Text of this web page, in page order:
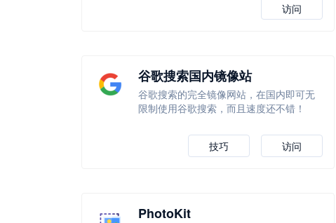
访问
谷歌搜索国内镜像站
谷歌搜索的完全镜像网站，在国内即可无
限制使用谷歌搜索，而且速度还不错！
访问
技巧
PhotoKit